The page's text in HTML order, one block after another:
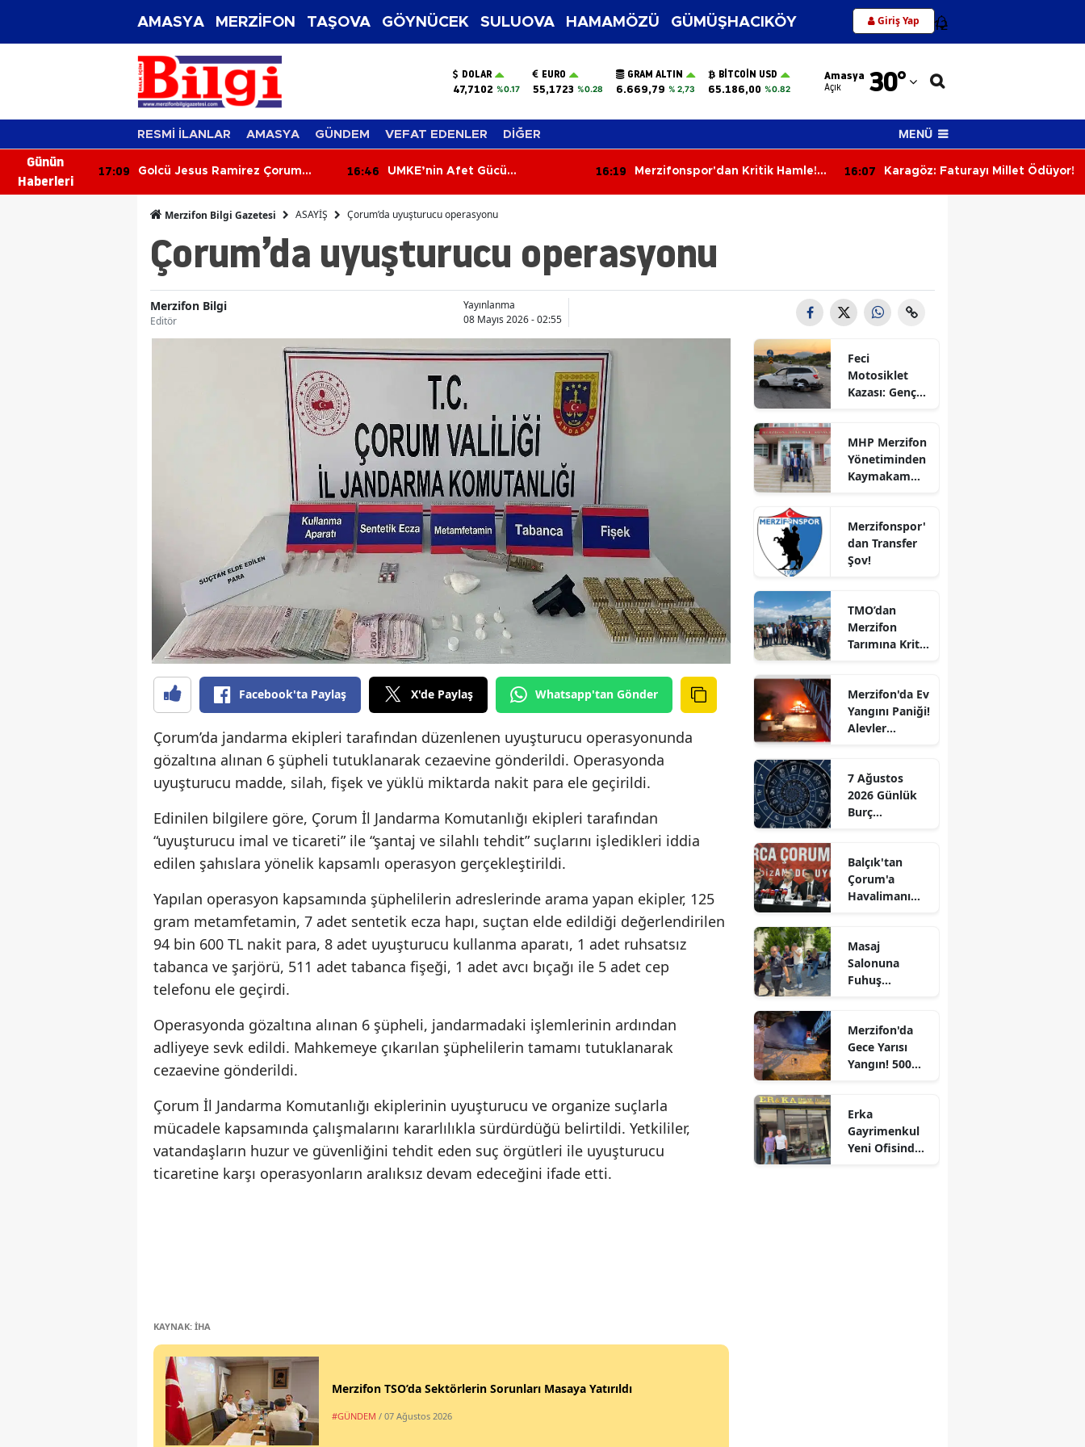
AMASYA MERZİFON TAŞOVA GÖYNÜCEK SULUOVA HAMAMÖZÜ GÜMÜŞHACIKÖY Giriş Yap 12
DOLAR
47,7102 %0.17
EURO
55,1723 %0.28
GRAM ALTIN
6.669,79 % 2,73
BITCOIN USD
65.186,00 %0.82
Amasya
Açık 30°
Adana
Adıyaman
Ağrı
Amasya
Aydın
Bilecik
Bitlis
Bolu
Bursa
Çankırı
Çorum
Diyarbakır
Elazığ
Erzincan
Eskişehir
Giresun
Gümüşhane
Hatay
Isparta
Mersin
İstanbul
RESMİ İLANLAR AMASYA GÜNDEM VEFAT EDENLER DİĞER MENÜ
Günün
Haberleri
17:09
Golcü Jesus Ramirez Çorum
16:46
UMKE’nin Afet Gücü
16:19
Merzifonspor'dan Kritik Hamle! 1
16:07 Karagöz: Faturayı Millet Ödüyor!
Merzifon Bilgi Gazetesi ASAYİŞ Çorum’da uyuşturucu operasyonu
Çorum’da uyuşturucu operasyonu
Merzifon Bilgi
Editör
Yayınlanma
08 Mayıs 2026 - 02:55
Facebook'ta Paylaş X'de Paylaş Whatsapp'tan Gönder
Çorum’da jandarma ekipleri tarafından düzenlenen uyuşturucu operasyonunda
gözaltına alınan 6 şüpheli tutuklanarak cezaevine gönderildi. Operasyonda
uyuşturucu madde, silah, fişek ve yüklü miktarda nakit para ele geçirildi.
Edinilen bilgilere göre, Çorum İl Jandarma Komutanlığı ekipleri tarafından
“uyuşturucu imal ve ticareti” ile “şantaj ve silahlı tehdit” suçlarını işledikleri iddia
edilen şahıslara yönelik kapsamlı operasyon gerçekleştirildi.
Yapılan operasyon kapsamında şüphelilerin adreslerinde arama yapan ekipler, 125
gram metamfetamin, 7 adet sentetik ecza hapı, suçtan elde edildiği değerlendirilen
94 bin 600 TL nakit para, 8 adet uyuşturucu kullanma aparatı, 1 adet ruhsatsız
tabanca ve şarjörü, 511 adet tabanca fişeği, 1 adet avcı bıçağı ile 5 adet cep
telefonu ele geçirdi.
Operasyonda gözaltına alınan 6 şüpheli, jandarmadaki işlemlerinin ardından
adliyeye sevk edildi. Mahkemeye çıkarılan şüphelilerin tamamı tutuklanarak
cezaevine gönderildi.
Çorum İl Jandarma Komutanlığı ekiplerinin uyuşturucu ve organize suçlarla
mücadele kapsamında çalışmalarını kararlılıkla sürdürdüğü belirtildi. Yetkililer,
vatandaşların huzur ve güvenliğini tehdit eden suç örgütleri ile uyuşturucu
ticaretine karşı operasyonların aralıksız devam edeceğini ifade etti.
KAYNAK: İHA
Merzifon TSO’da Sektörlerin Sorunları Masaya Yatırıldı
#GÜNDEM / 07 Ağustos 2026
Feci
Motosiklet
Kazası: Genç
Kaybetti
MHP Merzifon
Yönetiminden
Kaymakam
Ziyaret
Merzifonspor'
dan Transfer
Şov!
TMO’dan
Merzifon
Tarımına Kritik
Merzifon'da Ev
Yangını Paniği!
Alevler
Alındı
7 Ağustos
2026 Günlük
Burç
Sürprizler,
Parada Yeni
Fırsatlar
Balçık'tan
Çorum'a
Havalimanı
Başladık"
Masaj
Salonuna
Fuhuş
Adliyeye Sevk
Edildi
Merzifon'da
Gece Yarısı
Yangın! 500
Erka
Gayrimenkul
Yeni Ofisinde